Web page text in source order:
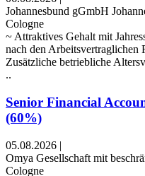
Johannesbund gGmbH
Cologne
~ Attraktives Gehalt mit
nach den
Zusätzliche betriebliche
..
Senior Financial
(60%)
05.08.2026 |
Omya Gesellschaft mit
Cologne